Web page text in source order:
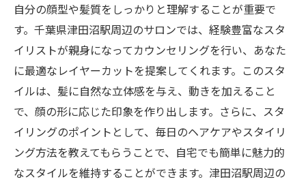
自分の顔型や髪質をしっかりと理解することが重要で
す。千葉県津田沼駅周辺のサロンでは、経験豊富なスタ
イリストが親身になってカウンセリングを行い、あなた
に最適なレイヤーカットを提案してくれます。このスタ
イルは、髪に自然な立体感を与え、動きを加えること
で、顔の形に応じた印象を作り出します。さらに、スタ
イリングのポイントとして、毎日のヘアケアやスタイリ
ング方法を教えてもらうことで、自宅でも簡単に魅力的
なスタイルを維持することができます。津田沼駅周辺の